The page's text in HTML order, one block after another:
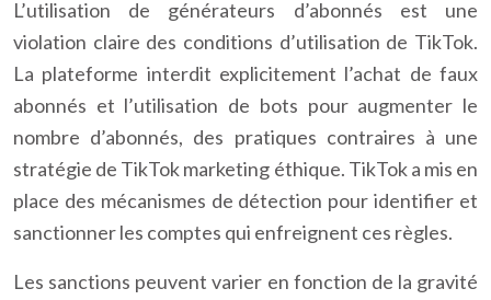
L’utilisation de générateurs d’abonnés est une
violation claire des conditions d’utilisation de TikTok.
La plateforme interdit explicitement l’achat de faux
abonnés et l’utilisation de bots pour augmenter le
nombre d’abonnés, des pratiques contraires à une
stratégie de TikTok marketing éthique. TikTok a mis en
place des mécanismes de détection pour identifier et
sanctionner les comptes qui enfreignent ces règles.
Les sanctions peuvent varier en fonction de la gravité